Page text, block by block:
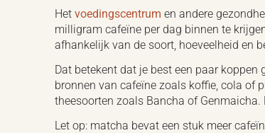
Hetvoedingscentrum en andere
milligram cafeïne per dag binnen te
afhankelijk van de soort, hoeveelheid en
Dat betekent dat je best een paar
bronnen van cafeïne zoals koffie, cola of
theesoorten zoals Bancha of
Let op: matcha bevat een stuk meer